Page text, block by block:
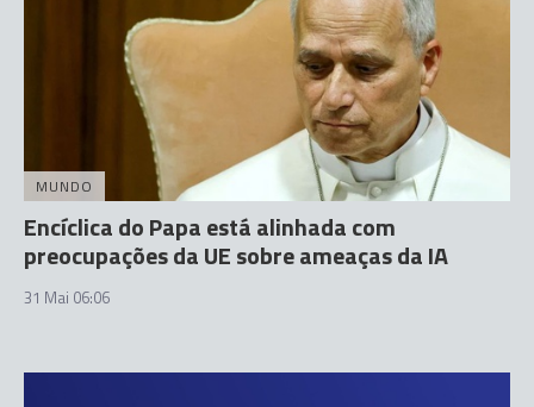
MUNDO
Encíclica do Papa está alinhada com
preocupações da UE sobre ameaças da IA
31 Mai 06:06